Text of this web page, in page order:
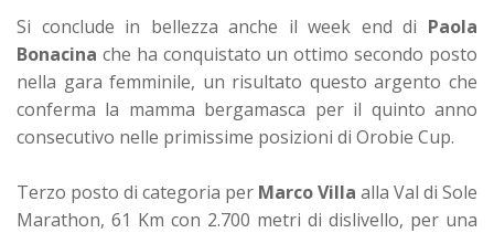
Si conclude in bellezza anche il week end di Paola
Bonacina che ha conquistato un ottimo secondo posto
nella gara femminile, un risultato questo argento che
conferma la mamma bergamasca per il quinto anno
consecutivo nelle primissime posizioni di Orobie Cup.
Terzo posto di categoria per Marco Villa alla Val di Sole
Marathon, 61 Km con 2.700 metri di dislivello, per una